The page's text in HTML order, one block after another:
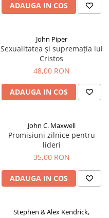
ADAUGA IN COS
John Piper
Sexualitatea și supremația lui
Cristos
48,00 RON
ADAUGA IN COS
John C. Maxwell
Promisiuni zilnice pentru
lideri
35,00 RON
ADAUGA IN COS
Stephen & Alex Kendrick,